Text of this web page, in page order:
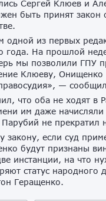
Сергей Клюев и
быть принят закон
одной из первых
года. На прошлой
мы позволили ГПУ
Клюеву, Онищенко
—
что оба не ходят в
им даже
не прекратил
закону, если суд
будут признаны
инстанции, на что
статус народного
Геращенко.